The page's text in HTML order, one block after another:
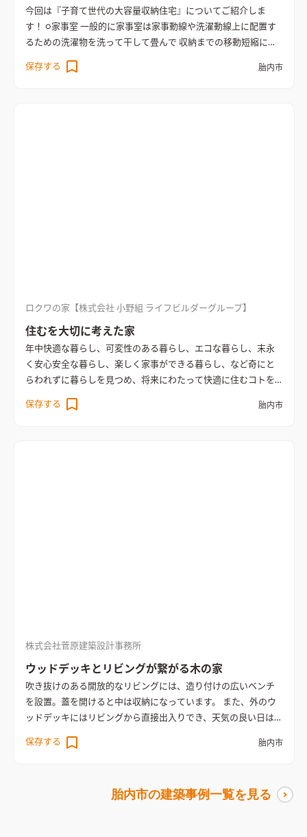
今回は『子育て世代の大容量収納住宅』についてご紹介しま
す！ ○家事室 一般的に家事室は家事動線や洗濯動線上に配置す
るための洗濯物を洗って干して畳んで 収納までの移動短縮にな
ったりと家事がしやすくなるお部屋でしたが、 最近ではキッチ
ン横に配置し、空いた時間に趣味やPC作業、メイクルームとし
場としても使えます アイディア次第では、様々な物を収納・保
管することができる有効なスペースになっています 今後収納し
たいものがかわっても対応できるように、棚板の位置を簡単に
変えられる可動式の 棚をつけておくとより実用的な土間収納に
なります♪ 商品名【Andy寄棟 オーセンティック】
保存する 胎内市
ロクワの家【株式会社 小野組 ライフビルダーグループ】
住むを大切に考えた家
年中快適な暮らし、可変性のある暮らし、エコな暮らし、末永
く安心安全な暮らし、楽しく家事ができる暮らし、など奇にと
らわれずに暮らしを見つめ、将来にわたって快適に住むコトを
追求した『住むを大切に考えた家』。
保存する
胎内市
株式会社菅原建築設計事務所
ウッドデッキとリビングが繋がる木の家
吹き抜けのある開放的なリビングには、造り付けの広いベンチ
を設置。蓋を開けると中は収納になっています。 また、外のウ
ッドデッキにはリビングから直接出入りでき、天気の良い日はア
保存する
胎内市
胎内市の建築事例一覧を見る